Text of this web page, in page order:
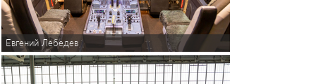
Евгений Лебедев